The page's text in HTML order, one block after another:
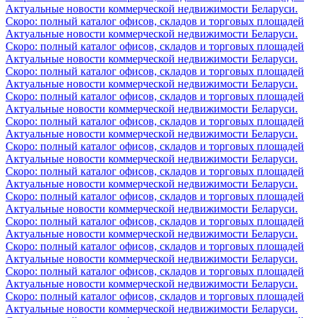
Актуальные новости коммерческой недвижимости Беларуси.
Скоро: полный каталог офисов, складов и торговых площадей
Актуальные новости коммерческой недвижимости Беларуси.
Скоро: полный каталог офисов, складов и торговых площадей
Актуальные новости коммерческой недвижимости Беларуси.
Скоро: полный каталог офисов, складов и торговых площадей
Актуальные новости коммерческой недвижимости Беларуси.
Скоро: полный каталог офисов, складов и торговых площадей
Актуальные новости коммерческой недвижимости Беларуси.
Скоро: полный каталог офисов, складов и торговых площадей
Актуальные новости коммерческой недвижимости Беларуси.
Скоро: полный каталог офисов, складов и торговых площадей
Актуальные новости коммерческой недвижимости Беларуси.
Скоро: полный каталог офисов, складов и торговых площадей
Актуальные новости коммерческой недвижимости Беларуси.
Скоро: полный каталог офисов, складов и торговых площадей
Актуальные новости коммерческой недвижимости Беларуси.
Скоро: полный каталог офисов, складов и торговых площадей
Актуальные новости коммерческой недвижимости Беларуси.
Скоро: полный каталог офисов, складов и торговых площадей
Актуальные новости коммерческой недвижимости Беларуси.
Скоро: полный каталог офисов, складов и торговых площадей
Актуальные новости коммерческой недвижимости Беларуси.
Скоро: полный каталог офисов, складов и торговых площадей
Актуальные новости коммерческой недвижимости Беларуси.